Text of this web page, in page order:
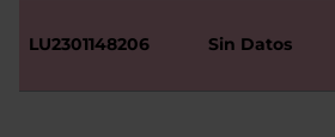
LU2301148206 Sin Datos